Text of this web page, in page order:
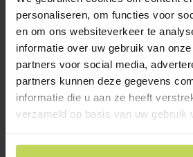
personaliseren, om functies voor
en om ons websiteverkeer te
informatie over uw gebruik van
partners voor social media,
partners kunnen deze gegevens
informatie die u aan ze heeft
verzameld op basis van uw gebruik
VERLICHTING
Tafellampen
Hanglampen